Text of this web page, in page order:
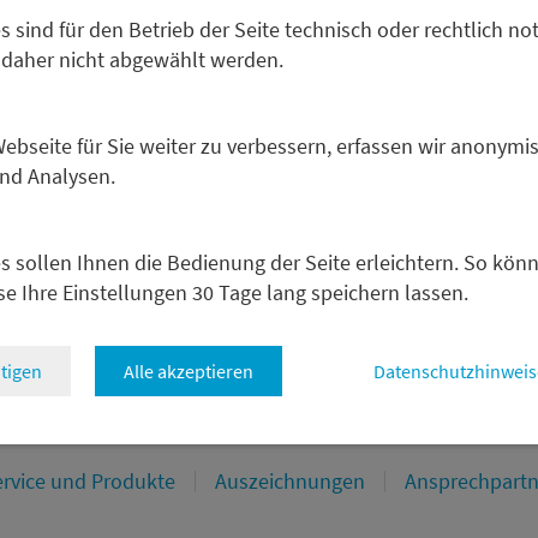
sind für den Betrieb der Seite technisch oder rechtlich
nicht abgewählt werden.
für Sie weiter zu verbessern, erfassen wir
Analysen.
sollen Ihnen die Bedienung der Seite erleichtern. So
Ihre Einstellungen 30 Tage lang speichern lassen.
Alle akzeptieren
und basiert auf einer Kombination
die verschiedensten Märkte und Regionen hinweg.
Bereichen Sales und Trading jederzeit die unmittelbare
Markets erlaubt die enge Zusammenarbeit unsererer
einer Asset-Klassen-übergreifenden Anlagestrategie
– wie für Metzler üblich – unter der Prämisse
und Produkte Auszeichnungen